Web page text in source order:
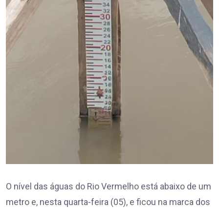
O nível das águas do Rio Vermelho está abaixo de um
metro e, nesta quarta-feira (05), e ficou na marca dos